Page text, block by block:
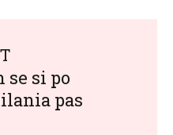
se si po
pas